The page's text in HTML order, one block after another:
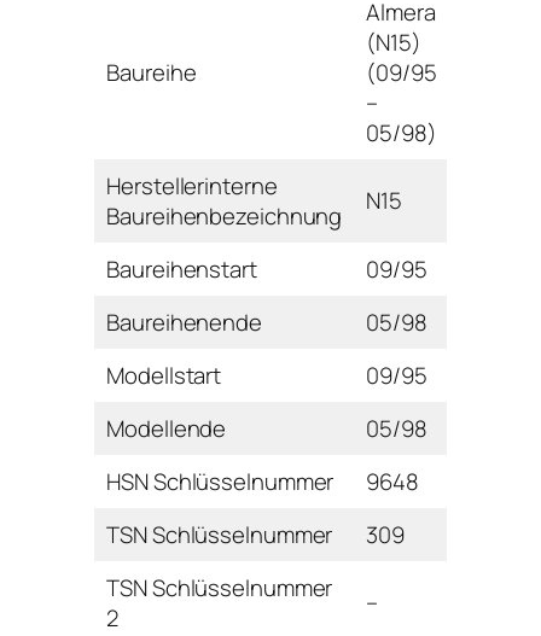
Baureihe
Almera
(N15)
(09/95
–
05/98)
Herstellerinterne
Baureihenbezeichnung
N15
Baureihenstart
09/95
Baureihenende
05/98
Modellstart
09/95
Modellende
05/98
HSN Schlüsselnummer
9648
TSN Schlüsselnummer
309
TSN Schlüsselnummer
2
–